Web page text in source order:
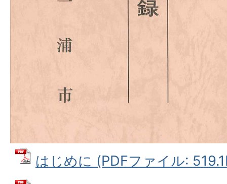
はじめに (PDFファイル: